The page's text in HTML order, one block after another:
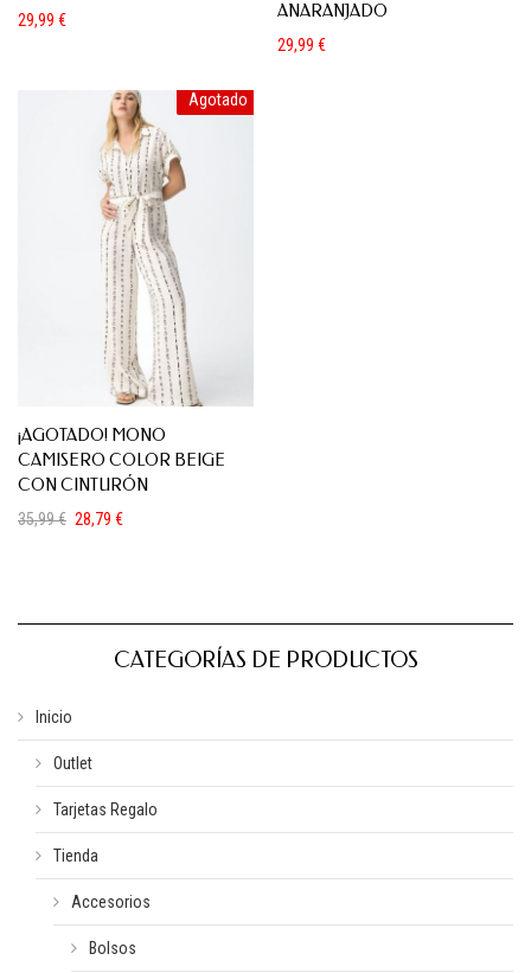
29,99 €
ANARANJADO
29,99 €
Agotado
¡AGOTADO! MONO
CAMISERO COLOR BEIGE
CON CINTURÓN
35,99€ 28,79 €
CATEGORÍAS DE PRODUCTOS
Inicio
Outlet
Tarjetas Regalo
Tienda
Accesorios
Bolsos